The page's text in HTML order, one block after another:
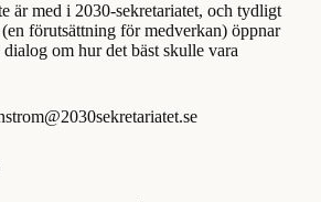
är med i 2030-sekretariatet, och tydligt
förutsättning för medverkan) öppnar
om hur det bäst skulle vara